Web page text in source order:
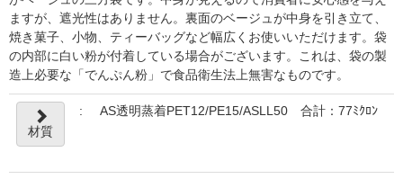
ますが、遮光性はありません。裏面のベージュが中身を引き立て、
焼き菓子、小物、ティーバッグなど幅広くお使いいただけます。袋
の内部に白い粉が付着している場合がございます。これは、袋の製
造上必要な「でんぷん粉」で食品衛生法上無害なものです。
材質
: AS透明蒸着PET12/PE15/ASLL50 合計：77ﾐｸﾛﾝ